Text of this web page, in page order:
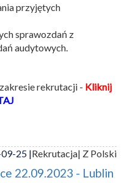
przyjętych
sprawozdań z
audytowych.
rekrutacji - Kliknij
25 |Rekrutacja| Z Polski
22.09.2023 - Lublin